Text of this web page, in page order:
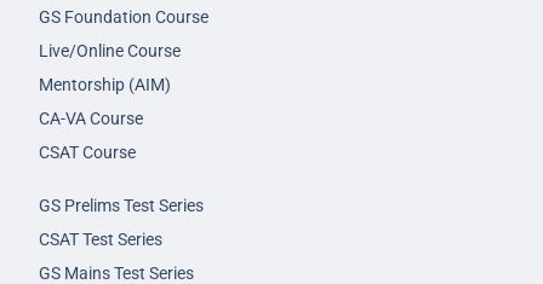
GS Foundation Course
Live/Online Course
Mentorship (AIM)
CA-VA Course
CSAT Course
GS Prelims Test Series
CSAT Test Series
GS Mains Test Series